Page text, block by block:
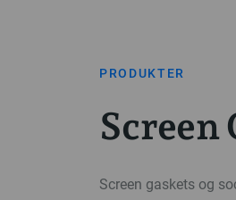
PRODUKTER
Screen
Screen gaskets og